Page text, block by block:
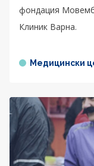
фондация
Клиник Варна.
Медицински